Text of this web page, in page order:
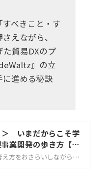
べきこと・す
えながら、
貿易DXのプ
』の立
進める秘訣
＞ いまだからこそ学
業開発の歩き方【前
方をおさらいしながら、実
ルな悩みとして「人材・チ
」「アイデア創発」を取り